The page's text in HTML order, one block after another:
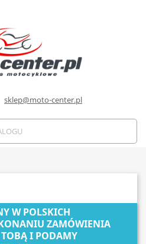
sklep@moto-center.pl
W POLSKICH
ZAMÓWIENIA
TOBĄ I PODAMY